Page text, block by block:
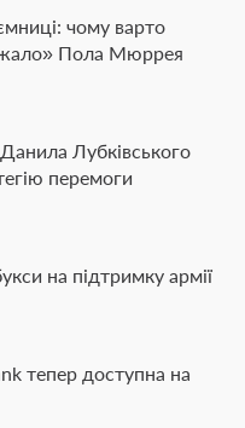
чому варто
Пола Мюррея
Лубківського
перемоги
на підтримку армії
тепер доступна на